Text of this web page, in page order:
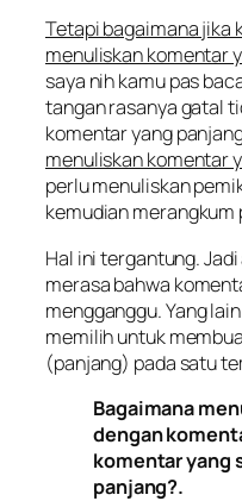
Tetapi bagaimana jika
menuliskan komentar
saya nih kamu pas
tangan rasanyagatal
komentar yang
menuliskan komentar
perlu menuliskan
kemudian
Hal ini tergantung.
merasa bahwa
mengganggu. Yang
memilih untuk
(panjang) pada satu
Bagaimana
dengan
komentar yang
panjang?.